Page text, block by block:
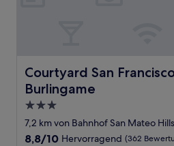
Courtyard San
Burlingame
Courtyard San Francisco
3.0-
Sterne-
Unterkunft
7,2 km von Bahnhof San Mateo
8.8
8,8/10 Hervorragend (362